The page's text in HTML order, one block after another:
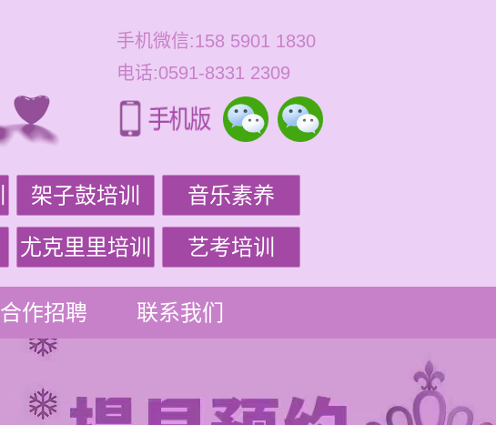
手机微信:158 5901 1830
电话:0591-8331 2309
架子鼓培训 音乐素养
尤克里里培训 艺考培训
合作招聘 联系我们